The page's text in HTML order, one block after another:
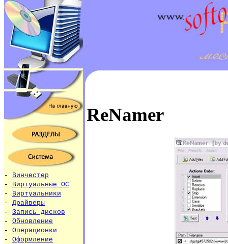
- Винчестер
- Виртуальные ОС
- Виртуальники
- Драйверы
- Запись дисков
- Обновление
- Операционки
- Оформление
ReNamer